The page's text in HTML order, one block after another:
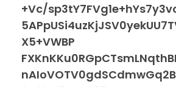
+Vc/
X5+VWBP